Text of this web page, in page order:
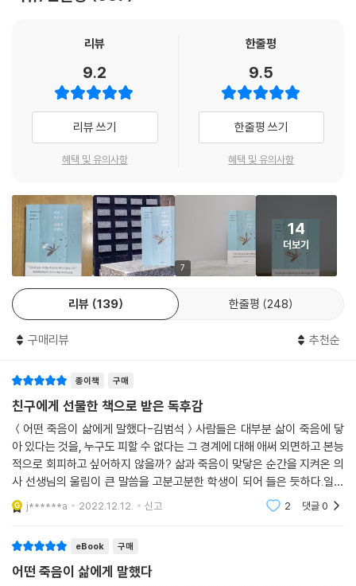
이다. 거기에서 멈추지 않고 방법을 찾아본 끝에 이 사후 뇌 기증을 선택했
을 것이다. 그 선택 하나만으로도 그가 세상을 떠나기 전에 얼마나 죽음에
대해 많은 생각을 거쳤고 준비를 해왔는지 짐작할 수 있었다.
--- p.50
암에 걸리는 것은 허허벌판을 지나다 예고 없이 쏟아 붓는 지독한 폭우를
만나는 것과 비슷하다. 우산도 없고 피할 곳도 없다. 할 수 있는 것은 고스
어가는 것이 낫다. 물론 걷다가 돌에 걸려 넘어질 수도 있고, 가시덤불에 긁
힐 수도 있다. 그러나 비를 피할 만한 장소를 마주칠지도 모른다. 혹은 비를
가려줄 뭔가를 발견할 수도 있다. 무엇보다 갑자기 내린 비와 그 길에서 부
딪치는 모든 것들을 여정의 일부로 받아들이면 내공이라는 게 생긴다.
어차피 과학의 영역을 벗어난 일이라면 임종이 지연될 때 대답할 수 없는
환자에게 묻고 싶어진다. 무엇을 기다리고 있는지, 무엇 때문에 발걸음을
싶은 심정이 된다. 평탄하지 않았을 삶과 지난한 투병 끝에 떠나는 길만큼
은 가능한 한 가볍게 떠날 수 있기를, 의사 이전에 한 사람으로서 바라게 되
는 것이다.
--- p.84
암 투병은 환자도 가족도 모두 지치는 일이다. 지난하고 고통스러운 투병
생활이 이어져가다 보면 그나마 남아 있던 사랑도 남루해지기 쉽고 희망도
쉽게 잃는다. 어쩔 수 없이 긴 투병의 모든 끝이 상처만 가득한 폐허로 남는
다는 것이 암 덩어리가 줄어든 것만큼이나 기적이었다.
--- p.106
2019년 2만 건 이상이 늘었다. (시사인 ‘죽음의 미래’ 참조) 이 같은 사실
원이라는 이야기이고, 죽음에 대한 사람들의 태도에도 변화가 생기고 있다
는 이야기일 것이다. 실제로 서울대병원 18년차 종양내과 의사인 저자는
이 책에서, “2016년 대한민국에서 사망한 28만 명 중 21만 명이 병원에서
사망했고, 말기 암 환자는 90퍼센트가 병원에서 임종을 맞는다”라고 말했
보내는 시간을 지켜보며 삶과 죽음에 대해 많은 것을 배웠다고 이야기한
다. 그런 의미에서 이 책은 의사이자 한 인간으로서 깨닫게 된 삶의 의미와,
옳고 그름의 도덕적 잣대로 판단할 수 없는 마지막 선택을 통해 자신이 배
우고 느낀 바를, 그리고 환자들을 잊지 않기 위해 기록한 일종의 비망록이
라고 말한다. “지금까지 만나온 환자들의 선택이, 그들이 꾸려가는 시간
이, 말과 행동 하나 하나가 내게는 반면교사가 되기도 했고 정면교사가 되
기도 했다. 내가 만난 환자 들은 삶과 죽음으로 살아 있는 나에게 많은 이야
푸는 것 같았다. 그들이야말로 나의 선생님이었다. (…) 돌아가신 분들의
는 것이 아니라 누군가 에게는 기억되는 죽음이라는 것, 나아가 누군가의
죽음이 어떤 이에게는 삶이 될 수도 있다는 것을 이야기하고 싶었다.”(6-
8쪽)
죽음 앞에 선 환자와 가족의 선택,
삶과 죽음에 대한 태도를 생각하게 하다
진단을 받은 이후에 저마다의 선택을 하고 각자 다른 모습으로 종착역을
돈 “2억 갚아라”라는 유언을 남기고 떠나기도 하고, 누군가는 죽음 직전에
리뷰
9.2
리뷰 쓰기
혜택 및 유의사항
한줄평
9.5
한줄평 쓰기
혜택 및 유의사항
7
14
더보기
리뷰 139 한줄평 248
구매리뷰 추천순
종이책 구매
친구에게 선물한 책으로 받은 독후감
＜어떤 죽음이 삶에게 말했다-김범석＞사람들은 대부분 삶이 죽음에 닿
아 있다는 것을, 누구도 피할 수 없다는 그 경계에 대해 애써 외면하고 본능
적으로 회피하고 싶어하지 않을까? 삶과 죽음이 맞닿은 순간을 지켜온 의
사 선생님의 울림이 큰 말씀을 고분고분한 학생이 되어 들은 듯하다.일찍
이 아버지를 여의고 척박한 이곳에서 고군분투 의사로 살아가며 윤리를 고
민하고 인간다움을
j******a 2022.12.12. 신고 2 댓글0
eBook 구매
어떤 죽음이 삶에게 말했다